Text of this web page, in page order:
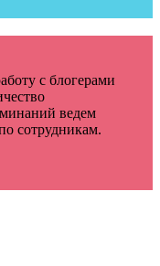
с блогерами
ведем
сотрудникам.